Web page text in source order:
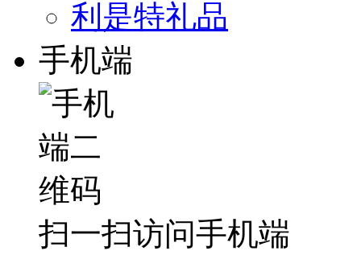
利是特礼品
手机端
扫一扫访问手机端